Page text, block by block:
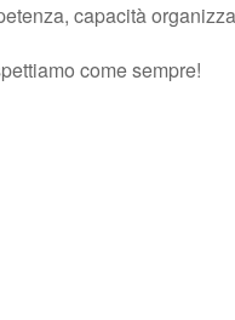
capacità
come sempre!